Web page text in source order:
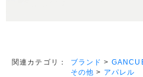
関連カテゴリ： ブランド >
その他 > アパレル